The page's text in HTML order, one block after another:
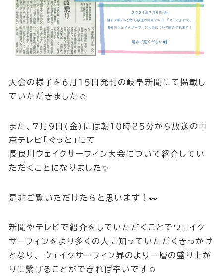
大会の様子を６月１５日発刊の岐阜新聞にて掲載し
ていただきました☺
また、7月9日(金)には朝１０時２５分から放送の中
京テレビ「ぐっと」にて
長良川ウェイクサーフィン大会について紹介してい
ただくことになりました✨
是非ご覧いただけたらと思います！👀
新聞やテレビで紹介をしていただくことでウェイク
サーフィンをより多くの人に知っていただくきっかけ
となり、 ウェイクサーフィン界のより一層の盛り上が
りに繋げることができれば幸いです☺